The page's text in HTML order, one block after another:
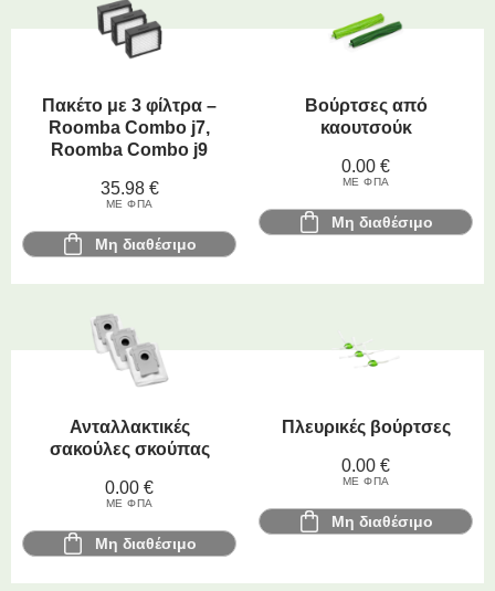
Πακέτο με 3 φίλτρα –
Roomba Combo j7,
Roomba Combo j9
35.98 €
ΜΕ ΦΠΑ
Μη διαθέσιμο
Βούρτσες από
καουτσούκ
0.00 €
ΜΕ ΦΠΑ
Μη διαθέσιμο
Ανταλλακτικές
σακούλες σκούπας
0.00 €
ΜΕ ΦΠΑ
Μη διαθέσιμο
Πλευρικές βούρτσες
0.00 €
ΜΕ ΦΠΑ
Μη διαθέσιμο